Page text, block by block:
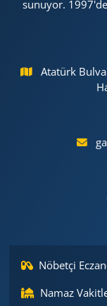
sunuyor.
Atatürk
Nöbetçi
Namaz